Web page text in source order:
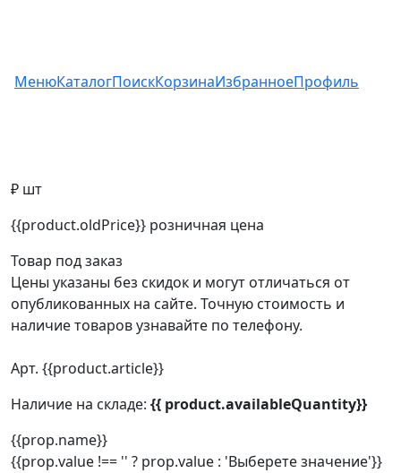
МенюКаталогПоискКорзинаИзбранноеПрофиль
₽ шт
{{product.oldPrice}} розничная цена
Товар под заказ
Цены указаны без скидок и могут отличаться от
опубликованных на сайте. Точную стоимость и
наличие товаров узнавайте по телефону.
Арт. {{product.article}}
Наличие на складе: {{ product.availableQuantity}}
{{prop.name}}
{{prop.value !== '' ? prop.value : 'Выберете значение'}}